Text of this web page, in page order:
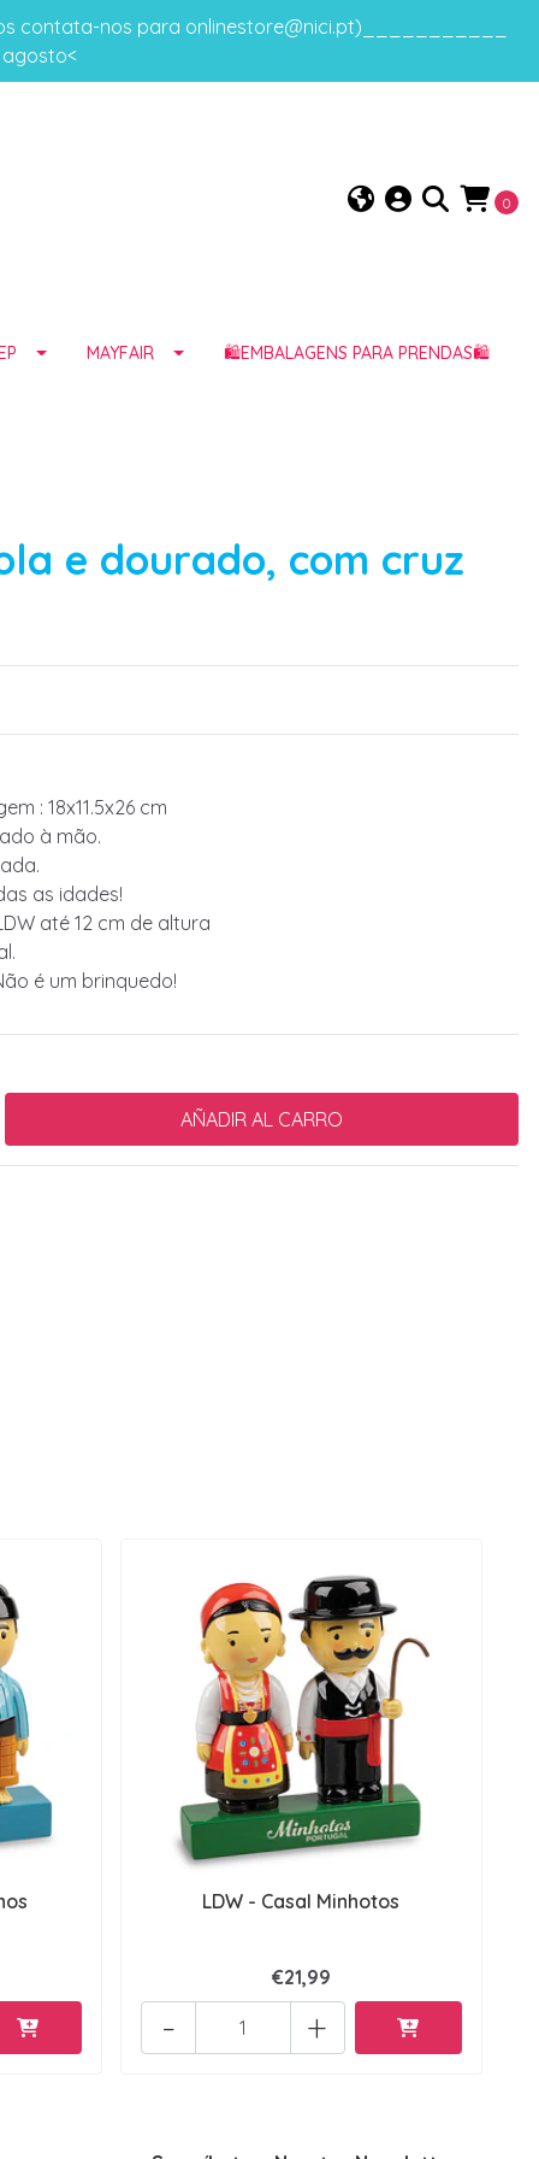
contata-nos para onlinestore@nici.pt)___________
agosto<
0
MAYFAIR 🛍️EMBALAGENS PARA PRENDAS🛍️
e dourado, com cruz
: 18x11.5x26 cm
à mão.
as idades!
até 12 cm de altura
é um brinquedo!
LDW - Casal Minhotos
€21,99
+
-